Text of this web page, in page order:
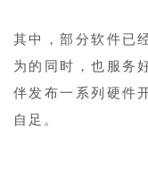
其中，部分软件已
为的同时，也服务
伴发布一系列硬件
自足。